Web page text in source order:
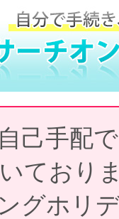
自己手配
ており
グホリ